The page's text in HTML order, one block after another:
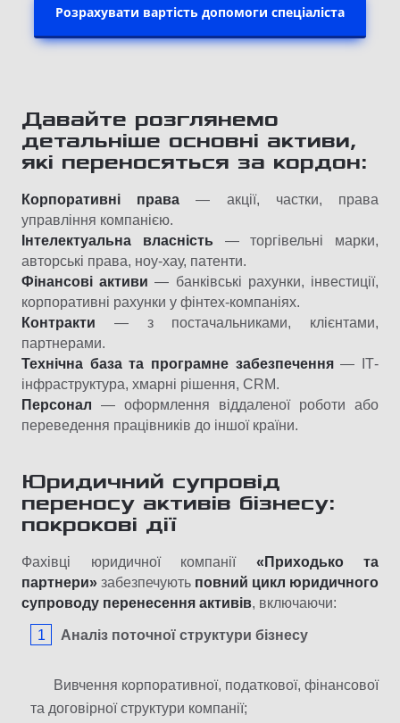
Розрахувати вартість допомоги спеціаліста
Давайте розглянемо
детальніше основні активи,
які переносяться за кордон:
Корпоративні права — акції, частки, права
управління компанією.
Інтелектуальна власність — торгівельні марки,
авторські права, ноу-хау, патенти.
Фінансові активи — банківські рахунки, інвестиції,
корпоративні рахунки у фінтех-компаніях.
Контракти — з постачальниками, клієнтами,
партнерами.
Технічна база та програмне забезпечення— ІТ-
інфраструктура, хмарні рішення, CRM.
Персонал — оформлення віддаленої роботи або
переведення працівників до іншої країни.
Юридичний супровід
переносу активів бізнесу:
покрокові дії
Фахівці юридичної компанії «Приходько та
партнери» забезпечують повний цикл юридичного
супроводу перенесення активів, включаючи:
Аналіз поточної структури бізнесу
Вивчення корпоративної, податкової, фінансової
та договірної структури компанії;